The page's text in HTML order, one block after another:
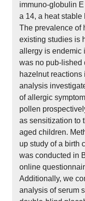
immuno-globulin
a 14, a heat stable
The prevalence of
existing studies is
allergy is endemic
was no pub-lished
hazelnut reactions
analysis
of allergic
pollen
as sensitization to
aged children.
up study of a birth
was conducted in
online
Additionally, we
analysis of serum